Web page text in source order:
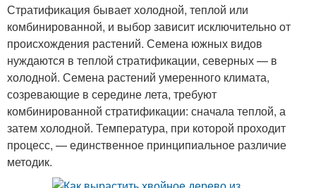
Стратификация бывает холодной, теплой или
комбинированной, и выбор зависит исключительно от
происхождения растений. Семена южных видов
нуждаются в теплой стратификации, северных — в
холодной. Семена растений умеренного климата,
созревающие в середине лета, требуют
комбинированной стратификации: сначала теплой, а
затем холодной. Температура, при которой проходит
процесс, — единственное принципиальное различие
методик.